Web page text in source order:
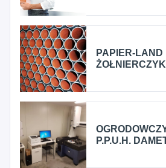
PAPIER-
ŻOŁNIERCZYK
P.P.U.H.